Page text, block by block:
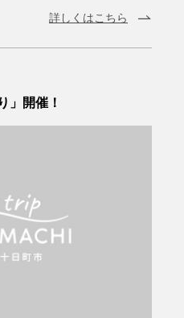
詳しくはこちら
」開催！